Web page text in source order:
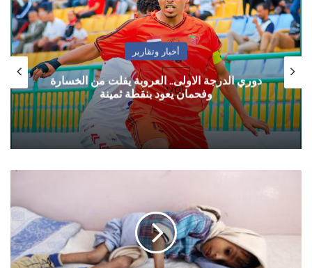
أخبار وتقارير
دوري الدرجة الاولى.. العروبة يفلت من الخسارة
وفحمان يعود بنقطة ثمينة
خطر